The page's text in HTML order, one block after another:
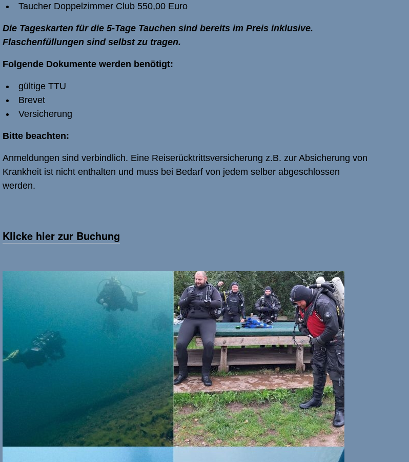
Taucher Doppelzimmer Club 550,00 Euro
Die Tageskarten für die 5-Tage Tauchen sind bereits im Preis inklusive.
Flaschenfüllungen sind selbst zu tragen.
Folgende Dokumente werden benötigt:
gültige TTU
Brevet
Versicherung
Bitte beachten:
Anmeldungen sind verbindlich. Eine Reiserücktrittsversicherung z.B. zur Absicherung von
Krankheit ist nicht enthalten und muss bei Bedarf von jedem selber abgeschlossen
werden.
Klicke hier zur Buchung